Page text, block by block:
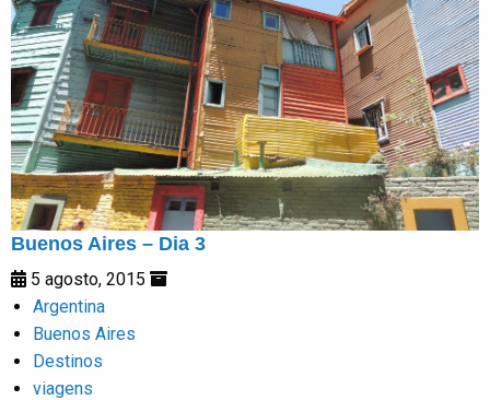
Buenos Aires – Dia 3
5 agosto, 2015
Argentina
Buenos Aires
Destinos
viagens